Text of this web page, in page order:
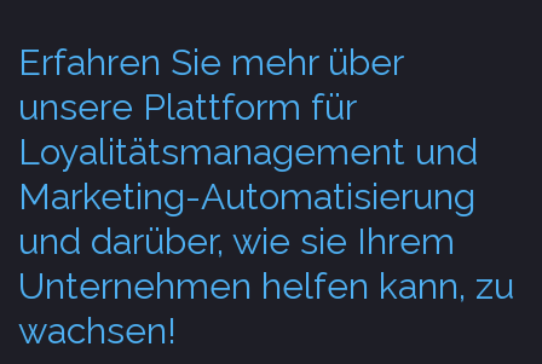
Erfahren Sie mehr über
unsere Plattform für
Loyalitätsmanagement und
Marketing-Automatisierung
und darüber, wie sie Ihrem
Unternehmen helfen kann, zu
wachsen!